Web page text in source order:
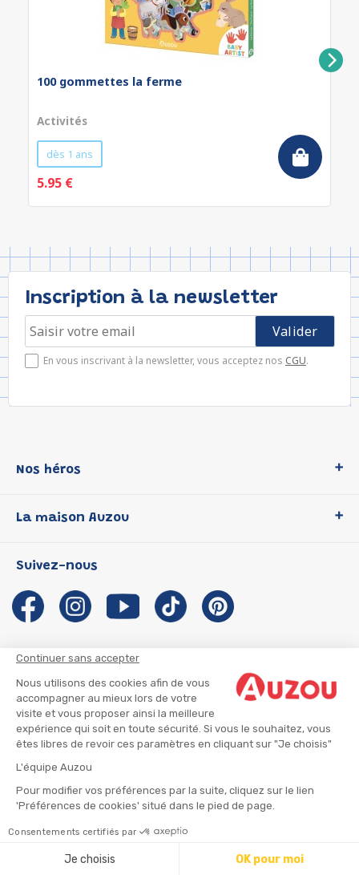
Continuer sans accepter
Nous utilisons des cookies afin de vous
accompagner au mieux lors de votre
visite et vous proposer ainsi la meilleure
expérience qui soit en toute sécurité. Si vous le souhaitez, vous
êtes libres de revoir ces paramètres en cliquant sur "Je choisis"
L'équipe Auzou
Pour modifier vos préférences par la suite, cliquez sur le lien
'Préférences de cookies' situé dans le pied de page.
Consentements certifiés par
Je choisis OK pour moi
100 gommettes la ferme
Activités
dès 1 ans
5.95 €
Inscription à la newsletter
En vous inscrivant à la newsletter, vous acceptez nos CGU.
Nos héros
P'tit Loup
Les Influenceuses
Migali
Petite Taupe
La maison Auzou
Notre histoire
Auzou s'engage
Auteurs et illustrateurs Auzou
Suivre mon colis
Infos consommateur
Suivez-nous
CGU
CGV
Mentions légales
© 2026 - AUZOU |